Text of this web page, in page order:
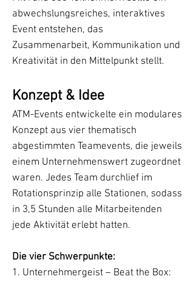
abwechslungsreiches, interaktives
Event entstehen, das
Zusammenarbeit, Kommunikation und
Kreativität in den Mittelpunkt stellt.
Konzept & Idee
ATM-Events entwickelte ein modulares
Konzept aus vier thematisch
abgestimmten Teamevents, die jeweils
einem Unternehmenswert zugeordnet
waren. Jedes Team durchlief im
Rotationsprinzip alle Stationen, sodass
in 3,5 Stunden alle Mitarbeitenden
jede Aktivität erlebt hatten.
Die vier Schwerpunkte:
1. Unternehmergeist – Beat the Box: